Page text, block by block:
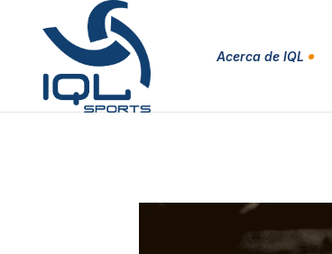
Acerca de IQL
Instalaciones